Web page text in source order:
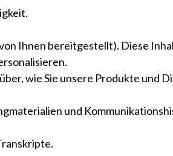
Ihnen bereitgestellt). Diese
wie Sie unsere Produkte und
und